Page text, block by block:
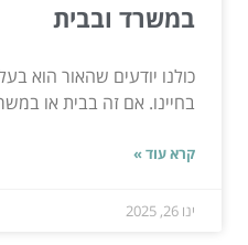
במשרד ובבית
כולנו יודעים שהאור הוא
בחיינו. אם זה בבית או
קרא עוד »
ינו 26, 2025